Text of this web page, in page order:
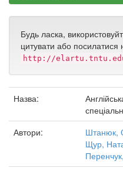
Будь ласка,
цитувати або посилатися
http://
Назва:
Автори:
Штанюк,
Щур,